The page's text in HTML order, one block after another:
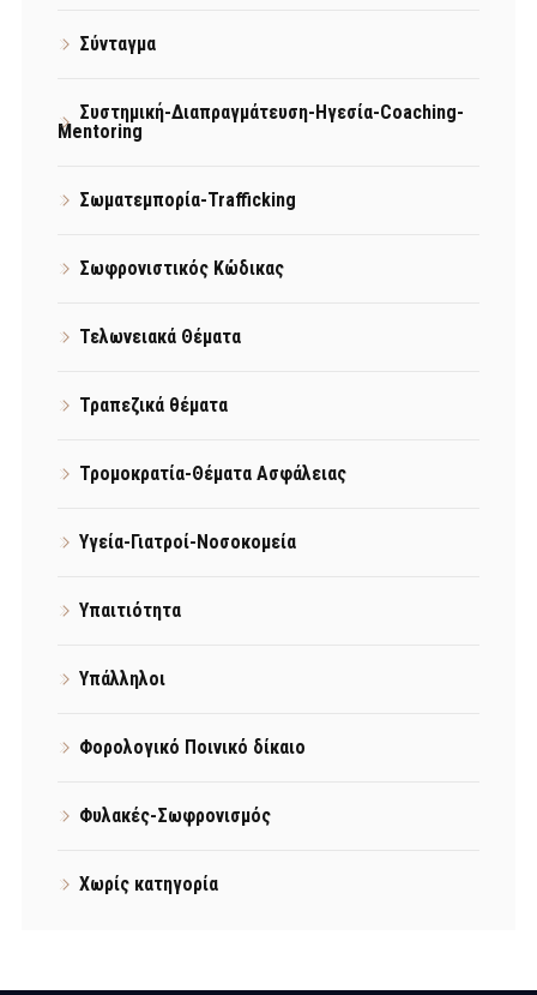
Σύνταγμα
Συστημική-Διαπραγμάτευση-Ηγεσία-Coaching-
Mentoring
Σωματεμπορία-Trafficking
Σωφρονιστικός Κώδικας
Τελωνειακά Θέματα
Τραπεζικά θέματα
Τρομοκρατία-Θέματα Ασφάλειας
Υγεία-Γιατροί-Νοσοκομεία
Υπαιτιότητα
Υπάλληλοι
Φορολογικό Ποινικό δίκαιο
Φυλακές-Σωφρονισμός
Χωρίς κατηγορία